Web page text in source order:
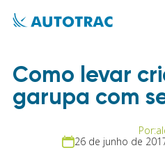
Como levar
garupa com
Por:
26 de junho de